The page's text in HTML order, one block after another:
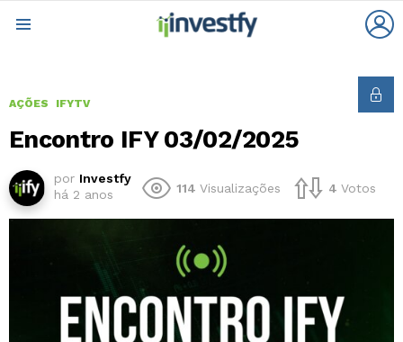
AÇÕES IFYTV
Encontro IFY 03/02/2025
por Investfy
há 2 anos
114 Visualizações 4 Votos